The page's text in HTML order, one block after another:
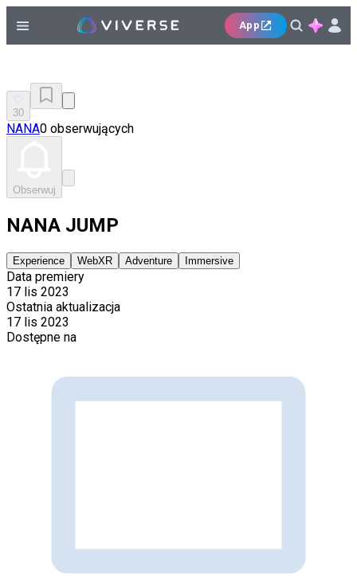
App
30
NANA0 obserwujących
Obserwuj
NANA JUMP
Experience WebXR Adventure Immersive
Data premiery
17 lis 2023
Ostatnia aktualizacja
17 lis 2023
Dostępne na